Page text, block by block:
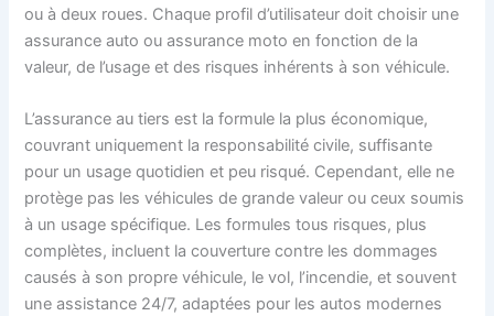
ou à deux roues. Chaque profil d’utilisateur doit choisir une
assurance auto ou assurance moto en fonction de la
valeur, de l’usage et des risques inhérents à son véhicule.
L’assurance au tiers est la formule la plus économique,
couvrant uniquement la responsabilité civile, suffisante
pour un usage quotidien et peu risqué. Cependant, elle ne
protège pas les véhicules de grande valeur ou ceux soumis
à un usage spécifique. Les formules tous risques, plus
complètes, incluent la couverture contre les dommages
causés à son propre véhicule, le vol, l’incendie, et souvent
une assistance 24/7, adaptées pour les autos modernes